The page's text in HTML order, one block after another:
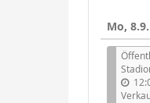
Mo, 8.9.